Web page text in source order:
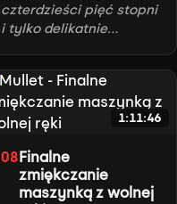
czterdzieści pięć stopni
i tylko delikatnie
końcówkach włosów.
1:11:46
08Finalne
zmiękczanie
maszynką z wolnej